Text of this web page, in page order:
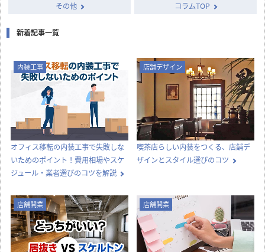
オリーブの実 盛岡店
イタリアン・フレンチ
資生堂 様 盛岡・川徳
コーナー
その他小売店
岩手県
メトロポリタン仙台
ブライダル・ウェディング
会場
宮城県
薄利多売 半兵ヱ 盛岡
大通り店
メトロポリタン仙台
ブライダル・ウェディング
RYC ～ロイス～
美容院・美容室・理容室
その他
コラムTOP
新着記事一覧
内装工事
オフィス移転の内装工事で失敗しな
いためのポイント！費用相場やスケ
ジュール・業者選びのコツを解説
店舗デザイン
喫茶店らしい内装をつくる、店舗デ
ザインとスタイル選びのコツ
店舗開業 店舗開業